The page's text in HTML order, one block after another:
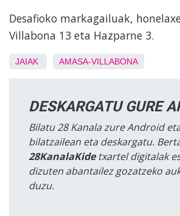
Desafioko markagailuak,
Villabona 13 eta Hazparne 3.
JAIAK AMASA-VILLABONA
DESKARGATU GURE
Bilatu 28 Kanala zure Android
bilatzailean eta deskargatu.
28KanalaKidetxartel digitalak
dizuten abantailez gozatzeko
duzu.